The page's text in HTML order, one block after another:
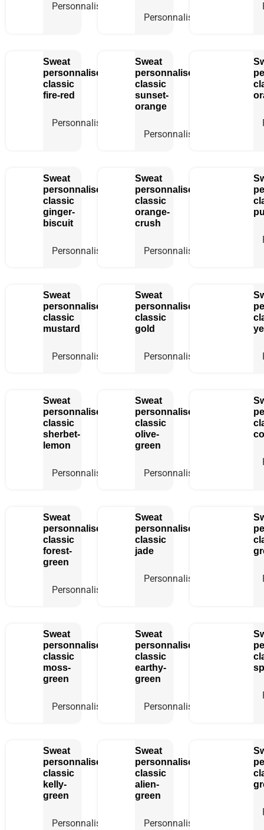
Personnaliser
Personnaliser
Sweat
personnalisé
classic
fire-red
Personnaliser
Sweat
personnalisé
classic
sunset-
orange
Personnaliser
Sweat
personnalisé
classic
ginger-
biscuit
Personnaliser
Sweat
personnalisé
classic
orange-
crush
Personnaliser
Sweat
personnalisé
classic
mustard
Personnaliser
Sweat
personnalisé
classic
gold
Personnaliser
Sweat
personnalisé
classic
sherbet-
lemon
Personnaliser
Sweat
personnalisé
classic
olive-
green
Personnaliser
Sweat
personnalisé
classic
forest-
green
Personnaliser
Sweat
personnalisé
classic
jade
Personnaliser
Sweat
personnalisé
classic
moss-
green
Personnaliser
Sweat
personnalisé
classic
earthy-
green
Personnaliser
Sweat
personnalisé
classic
kelly-
green
Personnaliser
Sweat
personnalisé
classic
alien-
green
Personnaliser